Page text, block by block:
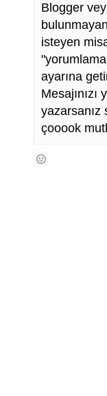
Blogger
isteyen
ayarına
yazarsanız
çooook